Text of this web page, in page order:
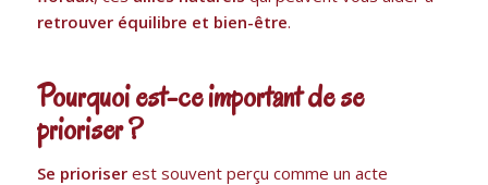
retrouver équilibre et bien-être.
Pourquoi est-ce important de se
prioriser ?
Se prioriserest souvent perçu comme un acte